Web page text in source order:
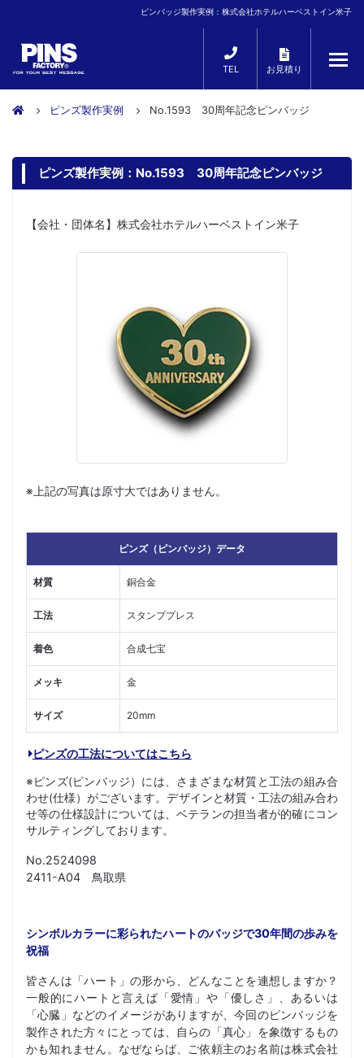
ピンバッジ製作実例：株式会社ホテルハーベストイン米子
TEL お見積り
ピンズ製作実例 No.1593 30周年記念ピンバッジ
ピンズ製作実例：No.1593 30周年記念ピンバッジ
【会社・団体名】株式会社ホテルハーベストイン米子
※上記の写真は原寸大ではありません。
ピンズ（ピンバッジ）データ
材質 銅合金
工法 スタンププレス
着色 合成七宝
メッキ 金
サイズ 20mm
ピンズの工法についてはこちら
※ピンズ(ピンバッジ）には、さまざまな材質と工法の組み合
わせ(仕様）がございます。デザインと材質・工法の組み合わ
せ等の仕様設計については、ベテランの担当者が的確にコン
サルティングしております。
No.2524098
2411-A04 鳥取県
シンボルカラーに彩られたハートのバッジで30年間の歩みを
祝福
皆さんは「ハート」の形から、どんなことを連想しますか？
一般的にハートと言えば「愛情」や「優しさ」、あるいは
「心臓」などのイメージがありますが、今回のピンバッジを
製作された方々にとっては、自らの「真心」を象徴するもの
かも知れません。なぜならば、ご依頼主のお名前は株式会社